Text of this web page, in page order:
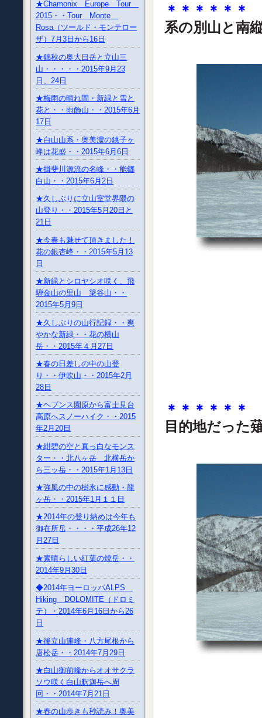
★Chamonix Europe Tour
2015・・Tour Monte
Rosa（ツールド・モンテロー
ザ）7月3日から16日
★錦秋の奥大日岳と立山三
山・・・・・2015年9月23
日、24日
★梅雨の晴れ間・新緑と雪と
花と・・雨飾山・・2015年6月
17日
★白山山系・奥美濃の銚子ヶ
峰は花盛・・2015年6月6日
★揖斐川源流の名峰・・能郷
白山・・2015年6月2日
★久しぶりに立山室堂界隈の
山登り・・2015年5月20日と
21日
★今春も魅せて頂きました！
花の銀杏峰・・2015年5月13
日
★新緑とシロヤシオ咲く、飛
騨金山の里山 簗谷山・・
2015年5月9日
★久しぶりの山行記録・・爽
やかな新緑・・花の横山
岳・・2015年４月27日
★春の日差しの中の山登
り・・伊吹山・・2015年2月
28日
★ヘブンス園原から富士見台
高原へスノーハイク・・2015
年2月20日
★紺碧の空と真っ白なモンス
ター・・北八ヶ岳 北横岳か
ら三ッ岳・・2015年1月13日
★強風の中の樹氷に感動・龍
ヶ岳・・2015年1月１１日
★2014年の登り納めは今年も
御在所岳・・・・平成26年12
月27日
★素晴らしい紅葉の焼岳・・
2014年9月30日
◆2014年ヨーロッパALPS
Hiking DOLOMITE（ドロミ
テ）・2014年6月16日から26
日
★後立山連峰・八方尾根から
唐松岳・・2014年7月29日
★白山御前峰からオオサクラ
ソウ咲く白山釈迦岳へ周
回・・2014年7月21日
★春の山歩きも秒読み！奥美
＊＊＊＊＊＊
系の別山と南
＊＊＊＊＊＊
目的地だっ